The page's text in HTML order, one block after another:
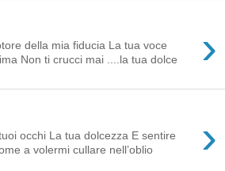
›
della mia fiducia La tua voce
Non ti crucci mai ....la tua dolce
›
occhi La tua dolcezza E sentire
a volermi cullare nell’oblio